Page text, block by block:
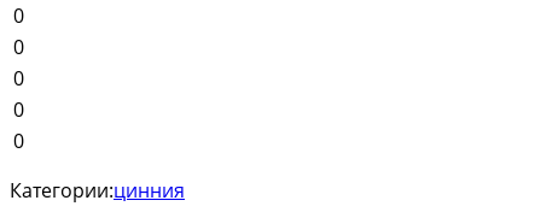
0
0
0
0
0
Категории:цинния